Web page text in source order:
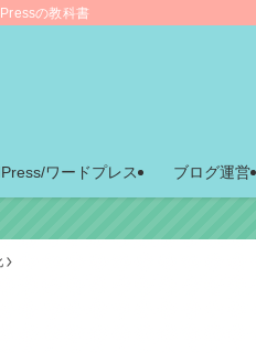
の教科書
ワードプレス ブログ運営